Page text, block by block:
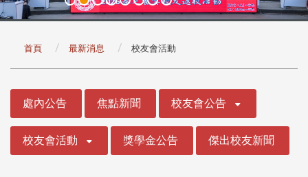
首頁 最新消息 校友會活動
處內公告 焦點新聞 校友會公告
校友會活動 獎學金公告 傑出校友新聞